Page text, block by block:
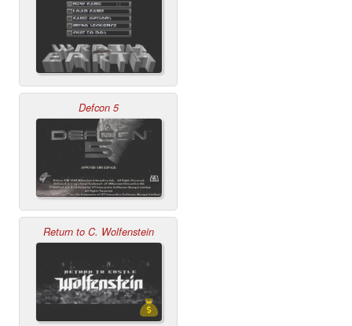
Defcon 5
Return to C. Wolfenstein